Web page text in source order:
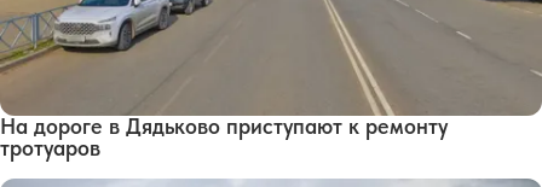
На дороге в Дядьково приступают к ремонту
тротуаров